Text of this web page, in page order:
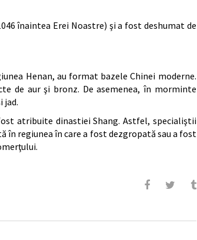
înaintea Erei Noastre) şi a fost deshumat de
Henan, au format bazele Chinei moderne.
de aur şi bronz. De asemenea, în morminte
jad.
atribuite dinastiei Shang. Astfel, specialiştii
în regiunea în care a fost dezgropată sau a fost